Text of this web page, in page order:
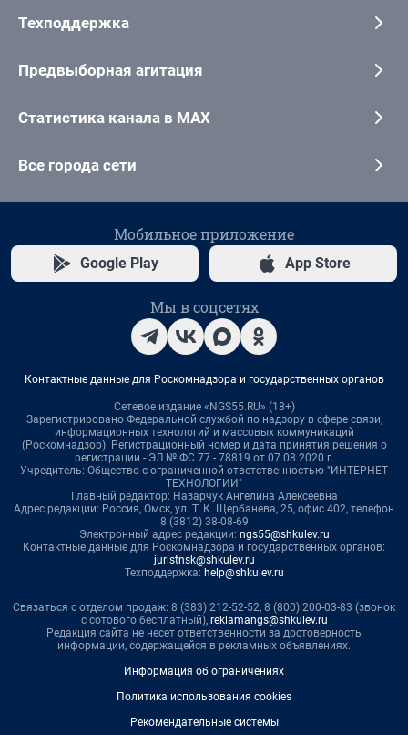
Техподдержка
Предвыборная агитация
Статистика канала в MAX
Все города сети
Мобильное приложение
Google Play App Store
Мы в соцсетях
Контактные данные для Роскомнадзора и государственных органов
Сетевое издание «NGS55.RU» (18+)
Зарегистрировано Федеральной службой по надзору в сфере связи,
информационных технологий и массовых коммуникаций
(Роскомнадзор). Регистрационный номер и дата принятия решения о
регистрации - ЭЛ № ФС 77 - 78819 от 07.08.2020 г.
Учредитель: Общество с ограниченной ответственностью "ИНТЕРНЕТ
ТЕХНОЛОГИИ"
Главный редактор: Назарчук Ангелина Алексеевна
Адрес редакции: Россия, Омск, ул. Т. К. Щербанева, 25, офис 402, телефон
8 (3812) 38-08-69
Электронный адрес редакции: ngs55@shkulev.ru
Контактные данные для Роскомнадзора и государственных органов:
juristnsk@shkulev.ru
Техподдержка: help@shkulev.ru
Связаться с отделом продаж: 8 (383) 212-52-52, 8 (800) 200-03-83 (звонок
с сотового бесплатный), reklamangs@shkulev.ru
Редакция сайта не несет ответственности за достоверность
информации, содержащейся в рекламных объявлениях.
Информация об ограничениях
Политика использования cookies
Рекомендательные системы